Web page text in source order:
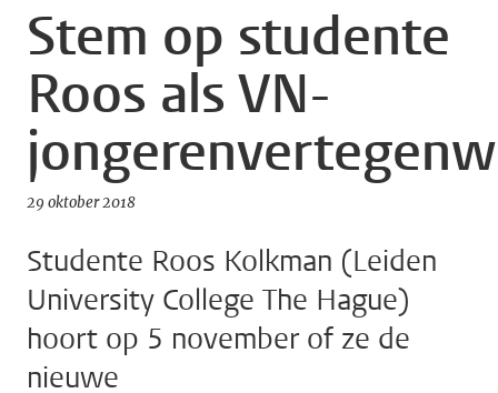
Stem op studente
Roos als VN-
29 oktober 2018
Studente Roos Kolkman (Leiden
University College The Hague)
hoort op 5 november of ze de
nieuwe